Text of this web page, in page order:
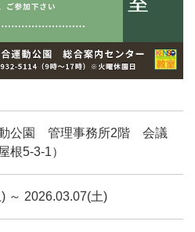
公園 管理事務所2階 会議
根5-3-1）
～ 2026.03.07(土)